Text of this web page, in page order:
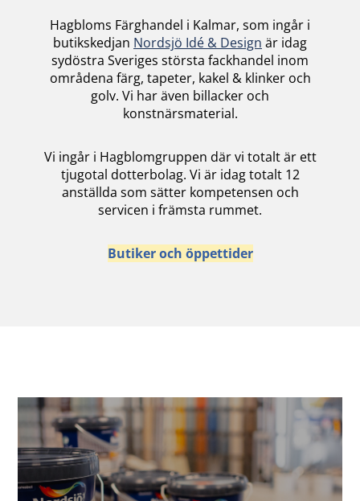
Hagbloms Färghandel i Kalmar, som ingår i
butikskedjan Nordsjö Idé & Design är idag
sydöstra Sveriges största fackhandel inom
områdena färg, tapeter, kakel & klinker och
golv. Vi har även billacker och
konstnärsmaterial.
Vi ingår i Hagblomgruppen där vi totalt är ett
tjugotal dotterbolag. Vi är idag totalt 12
anställda som sätter kompetensen och
servicen i främsta rummet.
Butiker och öppettider